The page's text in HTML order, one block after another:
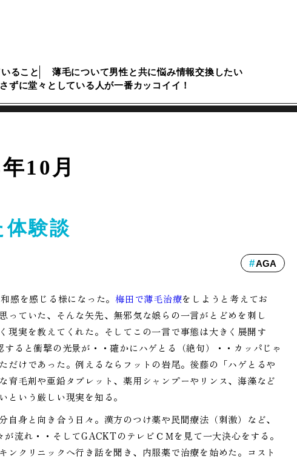
ること
薄毛について男性と共に悩み情報交換したい
ずに堂々としている人が一番カッコイイ！
10月
験談
AGA
感を感じる様になった。 梅田で薄毛治療をしようと考えてお
っていた、そんな矢先、無邪気な娘らの一言がとどめを刺し
現実を教えてくれた。そしてこの一言で事態は大きく展開す
ると衝撃の光景が・・確かにハゲとる（絶句）・・カッパじゃ
けであった。例えるならフットの岩尾。後藤の「ハゲとるや
毛剤や亜鉛タブレット、薬用シャンプーやリンス、海藻など
という厳しい現実を知る。
身と向き合う日々。漢方のつけ薬や民間療法（刺激）など、
流れ・・そしてGACKTのテレビＣＭを見て一大決心をする。
ンクリニックへ行き話を聞き、内服薬で治療を始めた。コスト